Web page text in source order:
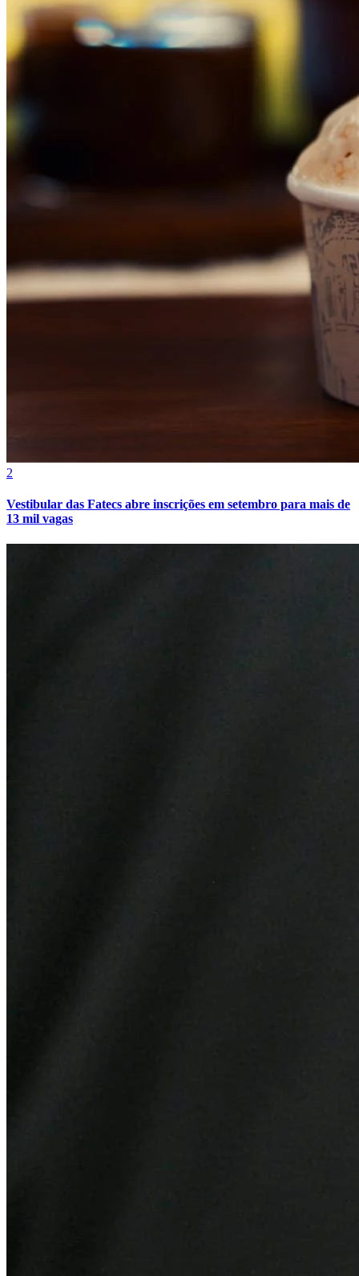
Cruzeiro
2
Vestibular das Fatecs abre inscrições em setembro para mais de
13 mil vagas